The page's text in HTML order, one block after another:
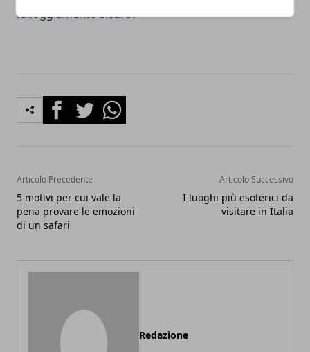
l’alloggiamento sicuro.
FacebookTwitterWhatsapp
Articolo Precedente
5 motivi per cui vale la
pena provare le emozioni
di un safari
Articolo Successivo
I luoghi più esoterici da
visitare in Italia
Redazione